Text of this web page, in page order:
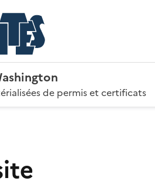
de permis et certificats